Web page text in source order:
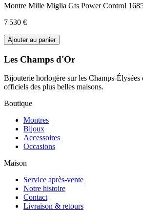
Montre Mille Miglia Gts Power Control
7 530 €
Ajouter au panier
Les Champs d'Or
Bijouterie horlogère sur les Champs-Élysées
officiels des plus belles maisons.
Boutique
Montres
Bijoux
Accessoires
Occasions
Maison
Service après-vente
Notre histoire
Contact
Livraison & retours